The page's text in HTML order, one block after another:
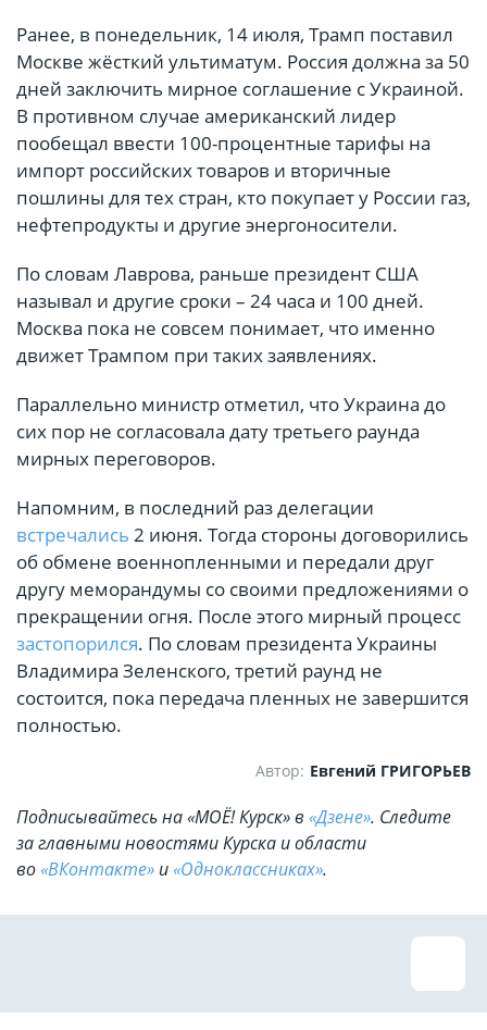
Ранее, в понедельник, 14 июля, Трамп поставил
Москве жёсткий ультиматум. Россия должна за 50
дней заключить мирное соглашение с Украиной.
В противном случае американский лидер
пообещал ввести 100-процентные тарифы на
импорт российских товаров и вторичные
пошлины для тех стран, кто покупает у России газ,
нефтепродукты и другие энергоносители.
По словам Лаврова, раньше президент США
называл и другие сроки – 24 часа и 100 дней.
Москва пока не совсем понимает, что именно
движет Трампом при таких заявлениях.
Параллельно министр отметил, что Украина до
сих пор не согласовала дату третьего раунда
мирных переговоров.
Напомним, в последний раз делегации
встречались 2 июня. Тогда стороны договорились
об обмене военнопленными и передали друг
другу меморандумы со своими предложениями о
прекращении огня. После этого мирный процесс
застопорился. По словам президента Украины
Владимира Зеленского, третий раунд не
состоится, пока передача пленных не завершится
полностью.
Автор: Евгений ГРИГОРЬЕВ
Подписывайтесь на «МОЁ! Курск» в «Дзене». Cледите
за главными новостями Курска и области
во«ВКонтакте» и«Одноклассниках».